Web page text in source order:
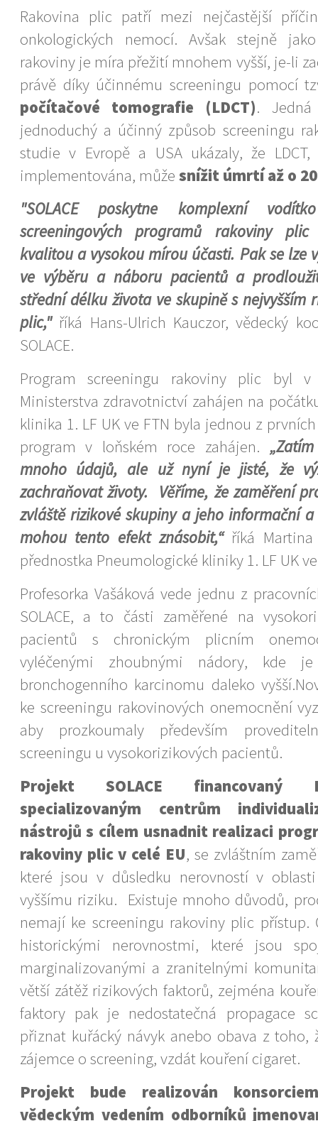
Rakovina plic patří mezi nejčastější
onkologických nemocí. Avšak stejně
rakoviny je míra přežití mnohem vyšší, je-li
právě díky účinnému screeningu pomocí
počítačové tomografie (LDCT).
jednoduchý a účinný způsob screeningu
studie v Evropě a USA ukázaly, že
implementována, může snížit úmrtí až o
"SOLACE poskytne komplexní
screeningových programů rakoviny plic
kvalitou a vysokou mírou účasti. Pak se lze
ve výběru a náboru pacientů a
střední délku života ve skupině s nejvyšším
plic,"říká Hans-Ulrich Kauczor, vědecký
SOLACE.
Program screeningu rakoviny plic byl
Ministerstva zdravotnictví zahájen na
klinika 1. LF UK ve FTN byla jednou z
program v loňském roce zahájen.
mnoho údajů, ale už nyní je jisté, že
zachraňovat životy. Věříme, že zaměření
zvláště rizikové skupiny a jeho informační
mohou tento efekt znásobit,“říká Martina
přednostka Pneumologické kliniky 1. LF UK
Profesorka Vašáková vede jednu z
SOLACE, a to části zaměřené na
pacientů s chronickým plicním
vyléčenými zhoubnými nádory, kde
bronchogenního karcinomu daleko
ke screeningu rakovinových onemocnění
aby prozkoumaly především
screeningu u vysokorizikových pacientů.
Projekt SOLACE financovaný
specializovaným centrům
nástrojů s cílem usnadnit realizaci
rakoviny plic v celé EU, se zvláštním
které jsou v důsledku nerovností v
vyššímu riziku. Existuje mnoho důvodů,
nemají ke screeningu rakoviny plic přístup.
historickými nerovnostmi, které jsou
marginalizovanými a zranitelnými
větší zátěž rizikových faktorů, zejména
faktory pak je nedostatečná propagace
přiznat kuřácký návyk anebo obava z toho,
zájemce o screening, vzdát kouření cigaret.
Projekt bude realizován
vědeckým vedením odborníků